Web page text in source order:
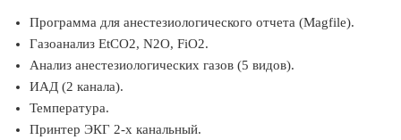
Программа для анестезиологического отчета (Magfile).
Газоанализ EtCO2, N2O, FiO2.
Анализ анестезиологических газов (5 видов).
ИАД (2 канала).
Температура.
Принтер ЭКГ 2-х канальный.